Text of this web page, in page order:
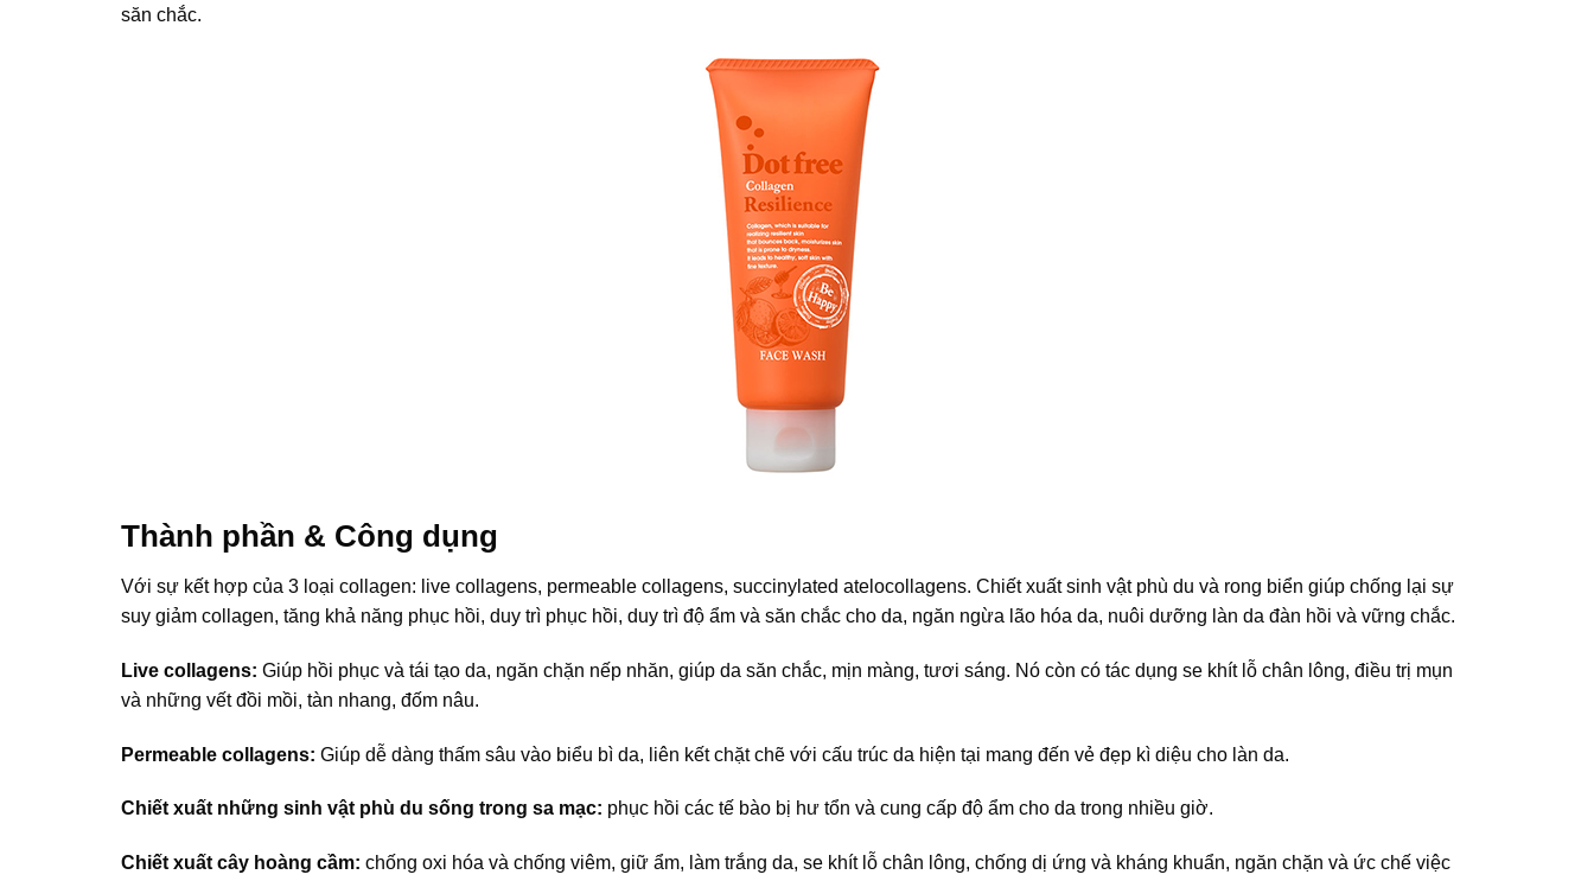
săn chắc.
Thành phần & Công dụng
Với sự kết hợp của 3 loại collagen: live collagens, permeable collagens, succinylated atelocollagens. Chiết xuất sinh vật phù du và rong biển giúp chống lại sự
suy giảm collagen, tăng khả năng phục hồi, duy trì phục hồi, duy trì độ ẩm và săn chắc cho da, ngăn ngừa lão hóa da, nuôi dưỡng làn da đàn hồi và vững chắc.
Live collagens: Giúp hồi phục và tái tạo da, ngăn chặn nếp nhăn, giúp da săn chắc, mịn màng, tươi sáng. Nó còn có tác dụng se khít lỗ chân lông, điều trị mụn
và những vết đồi mồi, tàn nhang, đốm nâu.
Permeable collagens: Giúp dễ dàng thấm sâu vào biểu bì da, liên kết chặt chẽ với cấu trúc da hiện tại mang đến vẻ đẹp kì diệu cho làn da.
Chiết xuất những sinh vật phù du sống trong sa mạc: phục hồi các tế bào bị hư tổn và cung cấp độ ẩm cho da trong nhiều giờ.
Chiết xuất cây hoàng cầm: chống oxi hóa và chống viêm, giữ ẩm, làm trắng da, se khít lỗ chân lông, chống dị ứng và kháng khuẩn, ngăn chặn và ức chế việc